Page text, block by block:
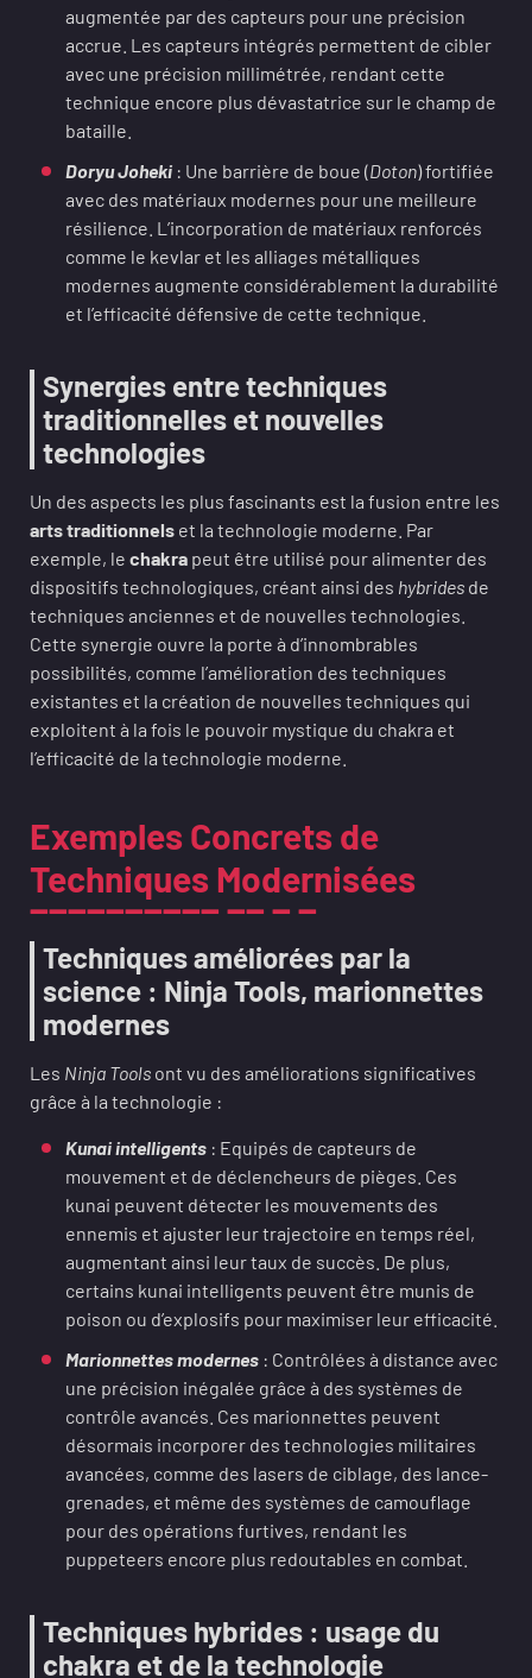
augmentée par des capteurs pour une précision
accrue. Les capteurs intégrés permettent de cibler
avec une précision millimétrée, rendant cette
technique encore plus dévastatrice sur le champ de
bataille.
Doryu Joheki : Une barrière de boue (Doton) fortifiée
avec des matériaux modernes pour une meilleure
résilience. L’incorporation de matériaux renforcés
comme le kevlar et les alliages métalliques
modernes augmente considérablement la durabilité
et l’efficacité défensive de cette technique.
Synergies entre techniques
traditionnelles et nouvelles
technologies
Un des aspects les plus fascinants est la fusion entre les
arts traditionnels et la technologie moderne. Par
exemple, le chakra peut être utilisé pour alimenter des
dispositifs technologiques, créant ainsi des hybrides de
techniques anciennes et de nouvelles technologies.
Cette synergie ouvre la porte à d’innombrables
possibilités, comme l’amélioration des techniques
existantes et la création de nouvelles techniques qui
exploitent à la fois le pouvoir mystique du chakra et
l’efficacité de la technologie moderne.
Exemples Concrets de
Techniques Modernisées
Techniques améliorées par la
science : Ninja Tools, marionnettes
modernes
Les Ninja Tools ont vu des améliorations significatives
grâce à la technologie :
Kunai intelligents : Equipés de capteurs de
mouvement et de déclencheurs de pièges. Ces
kunai peuvent détecter les mouvements des
ennemis et ajuster leur trajectoire en temps réel,
augmentant ainsi leur taux de succès. De plus,
certains kunai intelligents peuvent être munis de
poison ou d’explosifs pour maximiser leur efficacité.
Marionnettes modernes : Contrôlées à distance avec
une précision inégalée grâce à des systèmes de
contrôle avancés. Ces marionnettes peuvent
désormais incorporer des technologies militaires
avancées, comme des lasers de ciblage, des lance-
grenades, et même des systèmes de camouflage
pour des opérations furtives, rendant les
puppeteers encore plus redoutables en combat.
Techniques hybrides : usage du
chakra et de la technologie